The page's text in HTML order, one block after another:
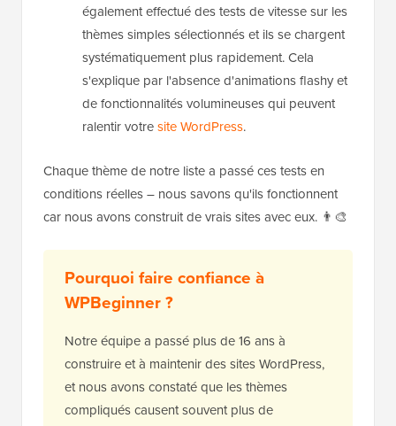
également effectué des tests de vitesse sur les
thèmes simples sélectionnés et ils se chargent
systématiquement plus rapidement. Cela
s'explique par l'absence d'animations flashy et
de fonctionnalités volumineuses qui peuvent
ralentir votresite WordPress.
Chaque thème de notre liste a passé ces tests en
conditions réelles – nous savons qu'ils fonctionnent
car nous avons construit de vrais sites avec eux. 👨‍🎨
Pourquoi faire confiance à
WPBeginner ?
Notre équipe a passé plus de 16 ans à
construire et à maintenir des sites WordPress,
et nous avons constaté que les thèmes
compliqués causent souvent plus de